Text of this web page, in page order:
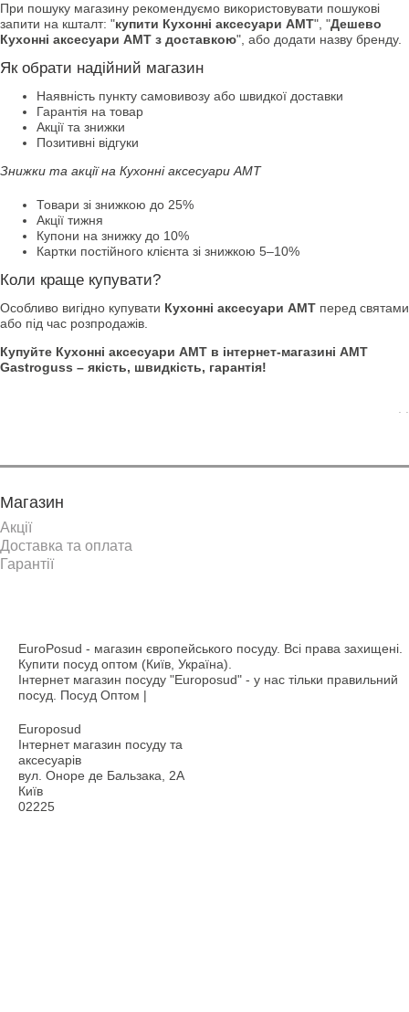
При пошуку магазину рекомендуємо використовувати пошукові
запити на кшталт: "купити Кухонні аксесуари АМТ", "Дешево
Кухонні аксесуари АМТ з доставкою", або додати назву бренду.
Як обрати надійний магазин
Наявність пункту самовивозу або швидкої доставки
Гарантія на товар
Акції та знижки
Позитивні відгуки
Знижки та акції на Кухонні аксесуари АМТ
Товари зі знижкою до 25%
Акції тижня
Купони на знижку до 10%
Картки постійного клієнта зі знижкою 5–10%
Коли краще купувати?
Особливо вигідно купувати Кухонні аксесуари АМТ перед святами
або під час розпродажів.
Купуйте Кухонні аксесуари АМТ в інтернет-магазині AMT
Gastroguss – якість, швидкість, гарантія!
Магазин
Акції
Доставка та оплата
Гарантії
EuroPosud - магазин європейського посуду. Всі права захищені.
Купити посуд оптом (Київ, Україна).
Інтернет магазин посуду "Europosud" - у нас тільки правильний
посуд. Посуд Оптом |
Europosud
Інтернет магазин посуду та
аксесуарів
вул. Оноре де Бальзака, 2А
Київ
02225